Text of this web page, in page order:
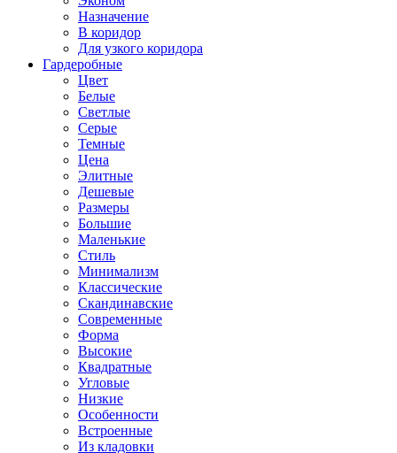
Назначение
В коридор
Для узкого коридора
Гардеробные
Цвет
Белые
Светлые
Серые
Темные
Цена
Элитные
Дешевые
Размеры
Большие
Маленькие
Стиль
Минимализм
Классические
Скандинавские
Современные
Форма
Высокие
Квадратные
Угловые
Низкие
Особенности
Встроенные
Из кладовки